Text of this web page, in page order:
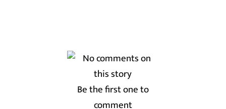
Be the first one to
comment